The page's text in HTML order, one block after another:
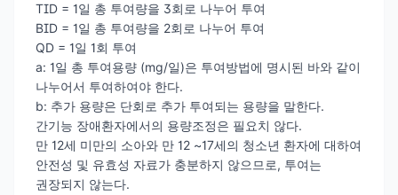
TID = 1일 총 투여량을 3회로 나누어 투여
BID = 1일 총 투여량을 2회로 나누어 투여
QD = 1일 1회 투여
a: 1일 총 투여용량 (mg/일)은 투여방법에 명시된 바와 같이
나누어서 투여하여야 한다.
b: 추가 용량은 단회로 추가 투여되는 용량을 말한다.
간기능 장애환자에서의 용량조정은 필요치 않다.
만 12세 미만의 소아와 만 12 ~17세의 청소년 환자에 대하여
안전성 및 유효성 자료가 충분하지 않으므로, 투여는
권장되지 않는다.